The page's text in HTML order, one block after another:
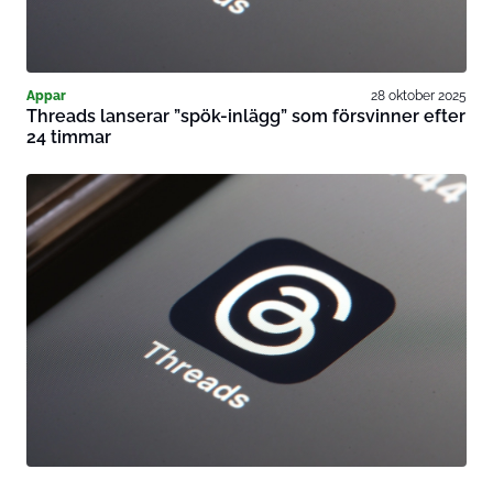
Appar 28 oktober 2025
Threads lanserar ”spök-inlägg” som försvinner efter
24 timmar